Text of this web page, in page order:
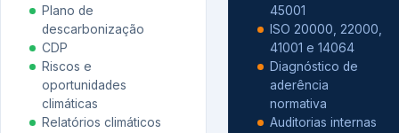
Plano de
descarbonização
CDP
Riscos e
oportunidades
climáticas
Relatórios climáticos
45001
ISO 20000, 22000,
41001 e 14064
Diagnóstico de
aderência
normativa
Auditorias internas